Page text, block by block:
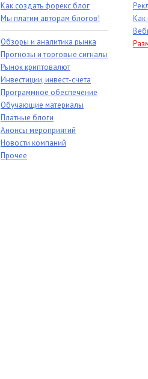
Как создать форекс блог
Мы платим авторам блогов!
Обзоры и аналитика рынка
Прогнозы и торговые сигналы
Рынок криптовалют
Инвестиции, инвест-счета
Программное обеспечение
Обучающие материалы
Платные блоги
Анонсы мероприятий
Новости компаний
Прочее
Как